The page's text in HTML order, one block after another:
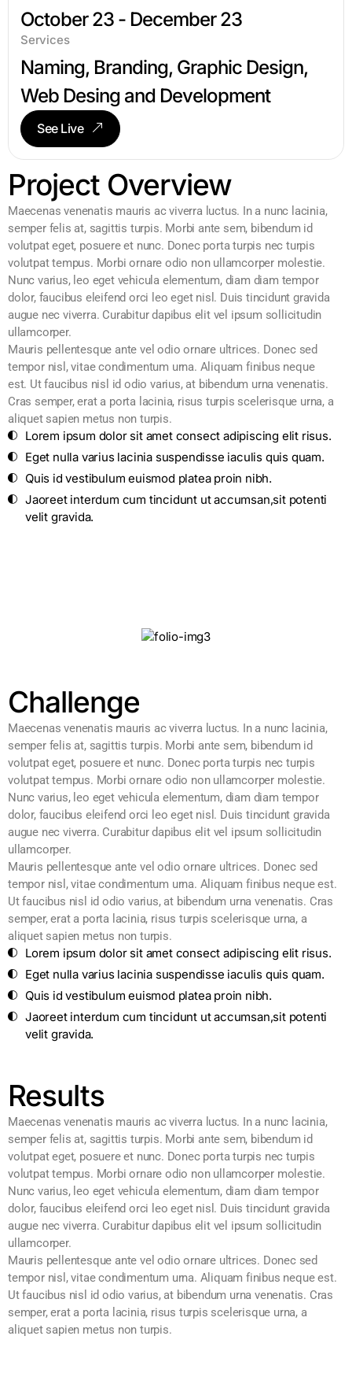
October 23 - December 23
Services
Naming, Branding, Graphic Design,
Web Desing and Development
See Live
Project Overview
Maecenas venenatis mauris ac viverra luctus. In a nunc lacinia,
semper felis at, sagittis turpis. Morbi ante sem, bibendum id
volutpat eget, posuere et nunc. Donec porta turpis nec turpis
volutpat tempus. Morbi ornare odio non ullamcorper molestie.
Nunc varius, leo eget vehicula elementum, diam diam tempor
dolor, faucibus eleifend orci leo eget nisl. Duis tincidunt gravida
augue nec viverra. Curabitur dapibus elit vel ipsum sollicitudin
ullamcorper.
Mauris pellentesque ante vel odio ornare ultrices. Donec sed
tempor nisl, vitae condimentum urna. Aliquam finibus neque
est. Ut faucibus nisl id odio varius, at bibendum urna venenatis.
Cras semper, erat a porta lacinia, risus turpis scelerisque urna, a
aliquet sapien metus non turpis.
Lorem ipsum dolor sit amet consect adipiscing elit risus.
Eget nulla varius lacinia suspendisse iaculis quis quam.
Quis id vestibulum euismod platea proin nibh.
Jaoreet interdum cum tincidunt ut accumsan,sit potenti
velit gravida.
Challenge
Maecenas venenatis mauris ac viverra luctus. In a nunc lacinia,
semper felis at, sagittis turpis. Morbi ante sem, bibendum id
volutpat eget, posuere et nunc. Donec porta turpis nec turpis
volutpat tempus. Morbi ornare odio non ullamcorper molestie.
Nunc varius, leo eget vehicula elementum, diam diam tempor
dolor, faucibus eleifend orci leo eget nisl. Duis tincidunt gravida
augue nec viverra. Curabitur dapibus elit vel ipsum sollicitudin
ullamcorper.
Mauris pellentesque ante vel odio ornare ultrices. Donec sed
tempor nisl, vitae condimentum urna. Aliquam finibus neque est.
Ut faucibus nisl id odio varius, at bibendum urna venenatis. Cras
semper, erat a porta lacinia, risus turpis scelerisque urna, a
aliquet sapien metus non turpis.
Lorem ipsum dolor sit amet consect adipiscing elit risus.
Eget nulla varius lacinia suspendisse iaculis quis quam.
Quis id vestibulum euismod platea proin nibh.
Jaoreet interdum cum tincidunt ut accumsan,sit potenti
velit gravida.
Results
Maecenas venenatis mauris ac viverra luctus. In a nunc lacinia,
semper felis at, sagittis turpis. Morbi ante sem, bibendum id
volutpat eget, posuere et nunc. Donec porta turpis nec turpis
volutpat tempus. Morbi ornare odio non ullamcorper molestie.
Nunc varius, leo eget vehicula elementum, diam diam tempor
dolor, faucibus eleifend orci leo eget nisl. Duis tincidunt gravida
augue nec viverra. Curabitur dapibus elit vel ipsum sollicitudin
ullamcorper.
Mauris pellentesque ante vel odio ornare ultrices. Donec sed
tempor nisl, vitae condimentum urna. Aliquam finibus neque est.
Ut faucibus nisl id odio varius, at bibendum urna venenatis. Cras
semper, erat a porta lacinia, risus turpis scelerisque urna, a
aliquet sapien metus non turpis.